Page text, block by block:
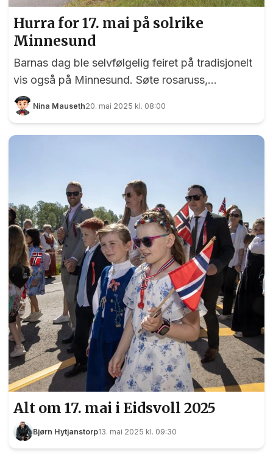
Hurra for 17. mai på solrike
Minnesund
Barnas dag ble selvfølgelig feiret på tradisjonelt
vis også på Minnesund. Søte rosaruss,
sjarmerende pirater og helt vanlige folk i alle
aldre dukket opp i flotte bunader og festantrekk,
ingen i tvil om, kanskje bortsett fra fanebærerne,
som kjempet en liten kamp mot vinden, mens de
gjorde sitt beste for å holde fanene stolt og høyt
til værs. Fargerike kontraster i v...
Nina Mauseth20. mai 2025 kl. 08:00
Alt om 17. mai i Eidsvoll 2025
Bjørn Hytjanstorp13. mai 2025 kl. 09:30